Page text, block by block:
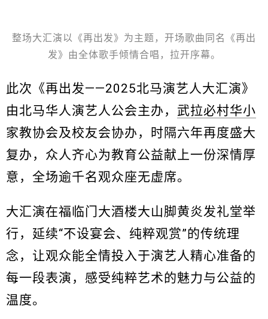
整场大汇演以《再出发》为主题，开场歌曲同名《再出
发》由全体歌手倾情合唱，拉开序幕。
此次《再出发——2025北马演艺人大汇演》
由北马华人演艺人公会主办， 武拉必村华小
家教协会及校友会协办，时隔六年再度盛大
复办，众人齐心为教育公益献上一份深情厚
意，全场逾千名观众座无虚席。
大汇演在福临门大酒楼大山脚黄炎发礼堂举
行，延续“不设宴会、纯粹观赏”的传统理
念，让观众能全情投入于演艺人精心准备的
每一段表演，感受纯粹艺术的魅力与公益的
温度。